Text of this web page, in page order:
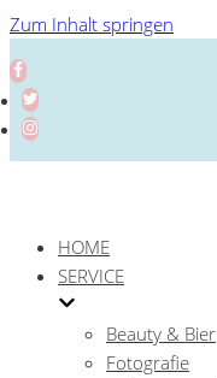
Zum Inhalt springen
HOME
SERVICE
Beauty & Bier
Fotografie